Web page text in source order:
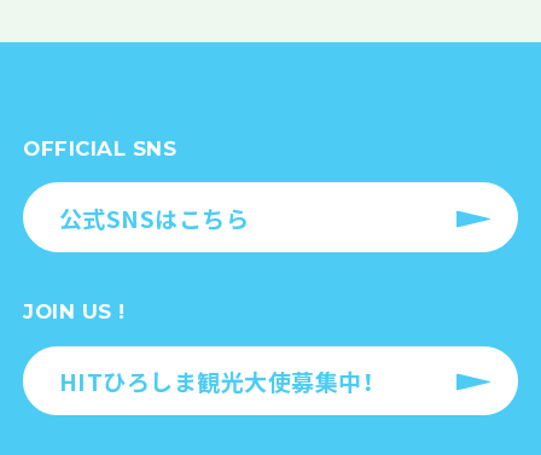
OFFICIAL SNS
公式SNSはこちら
JOIN US !
HITひろしま観光大使募集中！